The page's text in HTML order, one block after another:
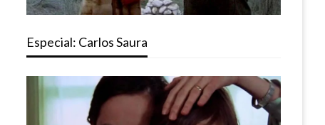
Especial: Carlos Saura